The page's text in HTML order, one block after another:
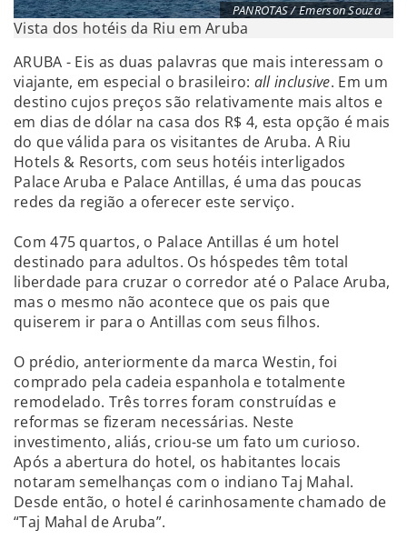
PANROTAS / Emerson Souza
Vista dos hotéis da Riu em Aruba
ARUBA - Eis as duas palavras que mais interessam o
viajante, em especial o brasileiro: all inclusive. Em um
destino cujos preços são relativamente mais altos e
em dias de dólar na casa dos R$ 4, esta opção é mais
do que válida para os visitantes de Aruba. A Riu
Hotels & Resorts, com seus hotéis interligados
Palace Aruba e Palace Antillas, é uma das poucas
redes da região a oferecer este serviço.
Com 475 quartos, o Palace Antillas é um hotel
destinado para adultos. Os hóspedes têm total
liberdade para cruzar o corredor até o Palace Aruba,
mas o mesmo não acontece que os pais que
quiserem ir para o Antillas com seus filhos.
O prédio, anteriormente da marca Westin, foi
comprado pela cadeia espanhola e totalmente
remodelado. Três torres foram construídas e
reformas se fizeram necessárias. Neste
investimento, aliás, criou-se um fato um curioso.
Após a abertura do hotel, os habitantes locais
notaram semelhanças com o indiano Taj Mahal.
Desde então, o hotel é carinhosamente chamado de
“Taj Mahal de Aruba”.